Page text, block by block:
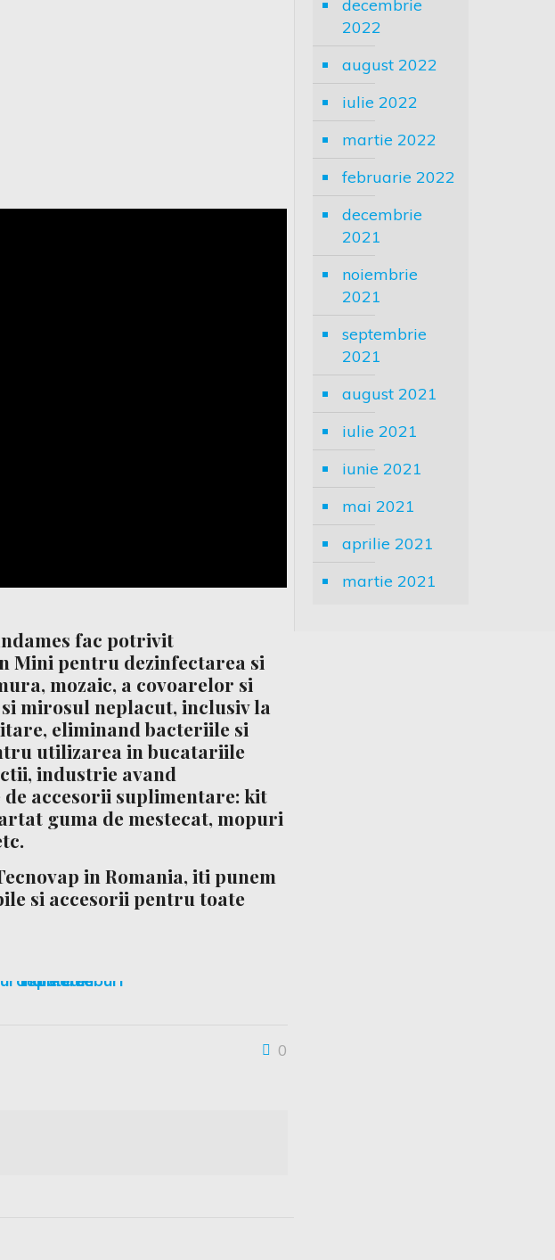
fac potrivit
Mini pentru dezinfectarea si
mozaic, a covoarelor si
mirosul neplacut, inclusiv la
eliminand bacteriile si
utilizarea in bucatariile
industrie avand
accesorii suplimentare: kit
guma de mestecat, mopuri
in Romania, iti punem
si accesorii pentru toate
0
decembrie
2022
august 2022
iulie 2022
martie 2022
februarie 2022
decembrie
2021
noiembrie
2021
septembrie
2021
august 2021
iulie 2021
iunie 2021
mai 2021
aprilie 2021
martie 2021